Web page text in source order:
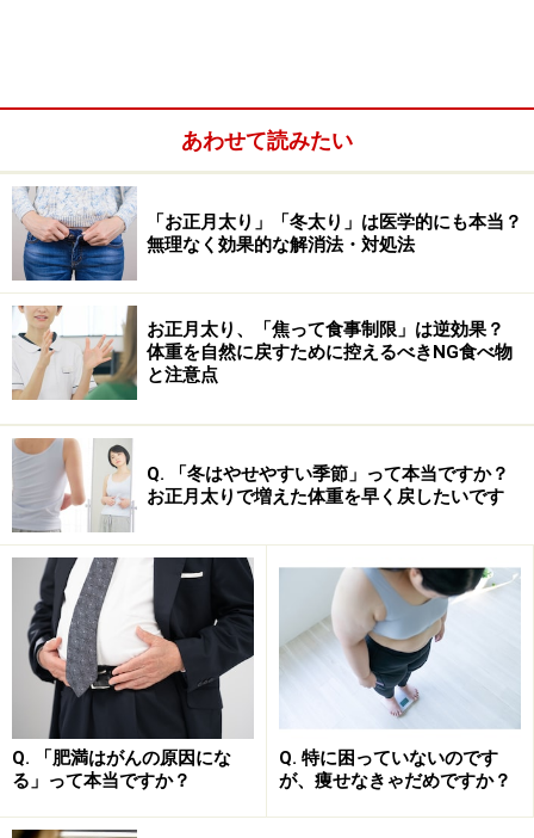
まずは、子供が肥満かどうか、どのくらいの体重を目指
せばよいかの目安についてみてみましょう。
子供の肥満度の計算法
大人の肥満度はBMIを使って知ることができますが、子
供の肥満度はBMIでは判定することができません。どう
しても身長が低い分、BMIでは低い値になってしまうの
です。そのため、子供の肥満度は以下の計算式を使って
判定します。
肥満度（過体重度）＝（体重（kg）-身長別標準体重
あわせて読みたい
「お正月太り」「冬太り」は医学的にも本当？
無理なく効果的な解消法・対処法
お正月太り、「焦って食事制限」は逆効果？
体重を自然に戻すために控えるべきNG食べ物
と注意点
Q. 「冬はやせやすい季節」って本当ですか？
お正月太りで増えた体重を早く戻したいです
Q. 「肥満はがんの原因にな
る」って本当ですか？
Q. 特に困っていないのです
が、痩せなきゃだめですか？